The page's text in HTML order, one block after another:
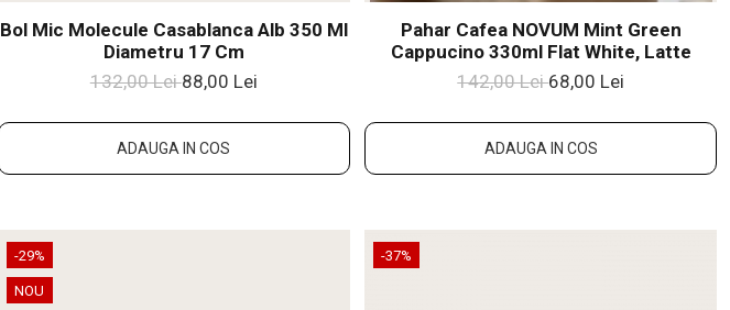
Bol Mic Molecule Casablanca Alb 350 Ml
Diametru 17 Cm
132,00 Lei88,00 Lei
ADAUGA IN COS
Pahar Cafea NOVUM Mint Green
Cappucino 330ml Flat White, Latte
142,00 Lei68,00 Lei
ADAUGA IN COS
-29%
NOU
-37%